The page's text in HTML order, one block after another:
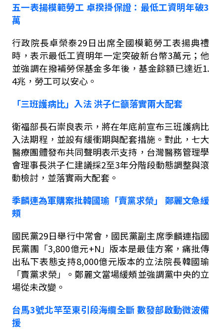
五一表揚模範勞工 卓揆掛保證：最低工資明年破3
萬
行政院長卓榮泰29日出席全國模範勞工表揚典禮
時，表示最低工資明年一定突破新台幣3萬元；他
並強調在撥補勞保基金多年後，基金餘額已達近1.
4兆，勞工可以安心。
「三班護病比」入法洪子仁籲落實兩大配套
衛福部長石崇良表示，將在年底前宣布三班護病比
入法期程，並設有緩衝期與配套措施。對此，七大
醫療團體發布共同聲明表示支持，台灣醫務管理學
會理事長洪子仁建議採2至3年分階段動態調整與滾
動檢討，並落實兩大配套。
季麟連為軍購案批韓國瑜「賣黨求榮」
鄭麗文急緩
頰
國民黨29日舉行中常會，國民黨副主席季麟連指國
民黨團「3,800億元+N 」版本是最佳方案，痛批傳
出私下表態支持8,000億元版本的立法院長韓國瑜
「賣黨求榮」。鄭麗文當場緩頰並強調黨中央的立
場從未改變。
台馬3號北竿至東引段海纜全斷數發部啟動微波備
援